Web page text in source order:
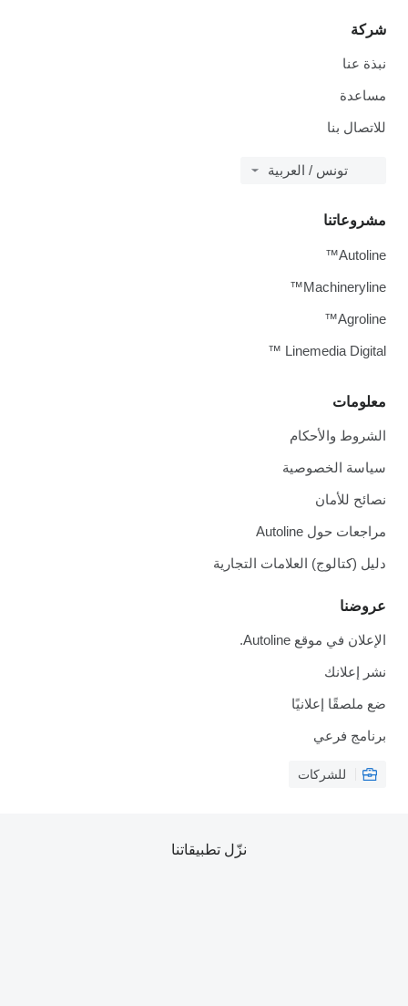
شركة
نبذة عنا
مساعدة
للاتصال بنا
تونس / العربية
معلومات
الشروط والأحكام
سياسة الخصوصية
نصائح للأمان
مراجعات حول Autoline
دليل (كتالوج) العلامات التجارية
عروضنا
الإعلان في موقع Autoline.
نشر إعلانك
ضع ملصقًا إعلانيًا
برنامج فرعي
للشركات
مشروعاتنا
Autoline™
Machineryline™
Agroline™
Linemedia Digital ™
نزّل تطبيقاتنا